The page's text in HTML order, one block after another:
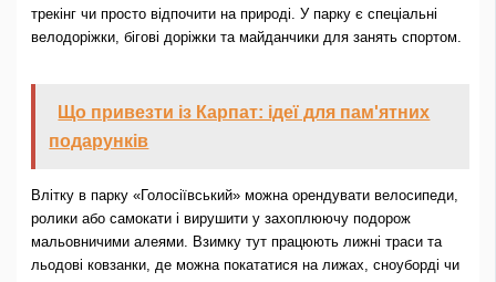
трекінг чи просто відпочити на природі. У парку є спеціальні
велодоріжки, бігові доріжки та майданчики для занять спортом.
Що привезти із Карпат: ідеї для пам'ятних
подарунків
Влітку в парку «Голосіївський» можна орендувати велосипеди,
ролики або самокати і вирушити у захоплюючу подорож
мальовничими алеями. Взимку тут працюють лижні траси та
льодові ковзанки, де можна покататися на лижах, сноуборді чи